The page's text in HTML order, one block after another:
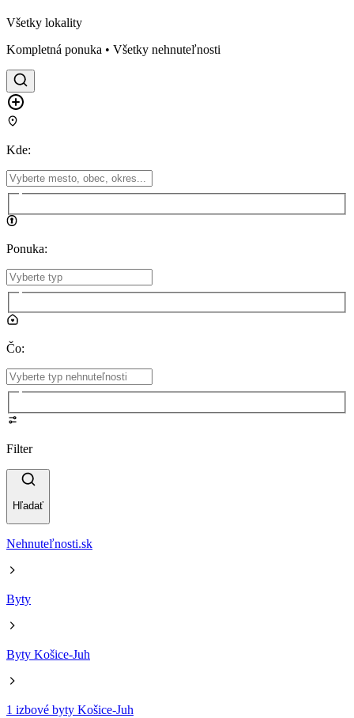
Všetky lokality
Kompletná ponuka • Všetky nehnuteľnosti
Kde:
Ponuka:
Čo:
Filter
Hľadať
Nehnuteľnosti.sk
Byty
Byty Košice-Juh
1 izbové byty Košice-Juh